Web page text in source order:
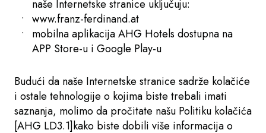
naše Internetske stranice uključuju:
www.franz-ferdinand.at
mobilna aplikacija AHG Hotels dostupna na
APP Store-u i Google Play-u
Budući da naše Internetske stranice sadrže kolačiće
i ostale tehnologije o kojima biste trebali imati
saznanja, molimo da pročitate našu Politiku kolačića
[AHG LD3.1]kako biste dobili više informacija o